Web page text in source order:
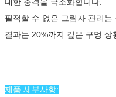
필적할 수 없은 그림자 관리
결과는 20%까지 깊은 구멍 상
제품 세부사항: